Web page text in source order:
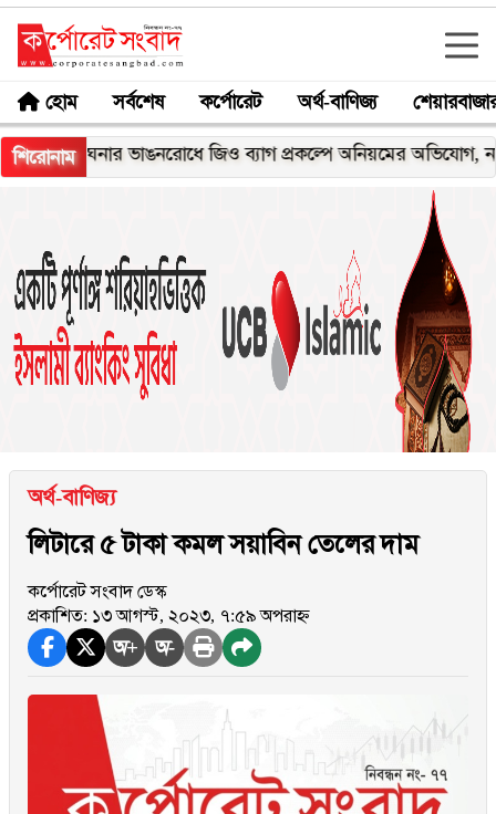
হোম সর্বশেষ কর্পোরেট অর্থ-বাণিজ্য
শিরোনাম
মেঘনার ভাঙনরোধে জিও ব্যাগ প্রকল্পে অনিয়মের অভিযোগ, নদীরকূলে
অর্থ-বাণিজ্য
লিটারে ৫ টাকা কমল সয়াবিন তেলের দাম
কর্পোরেট সংবাদ ডেস্ক
প্রকাশিত: ১৩ আগস্ট, ২০২৩, ৭:৫৯ অপরাহ্ন
অ+ অ-